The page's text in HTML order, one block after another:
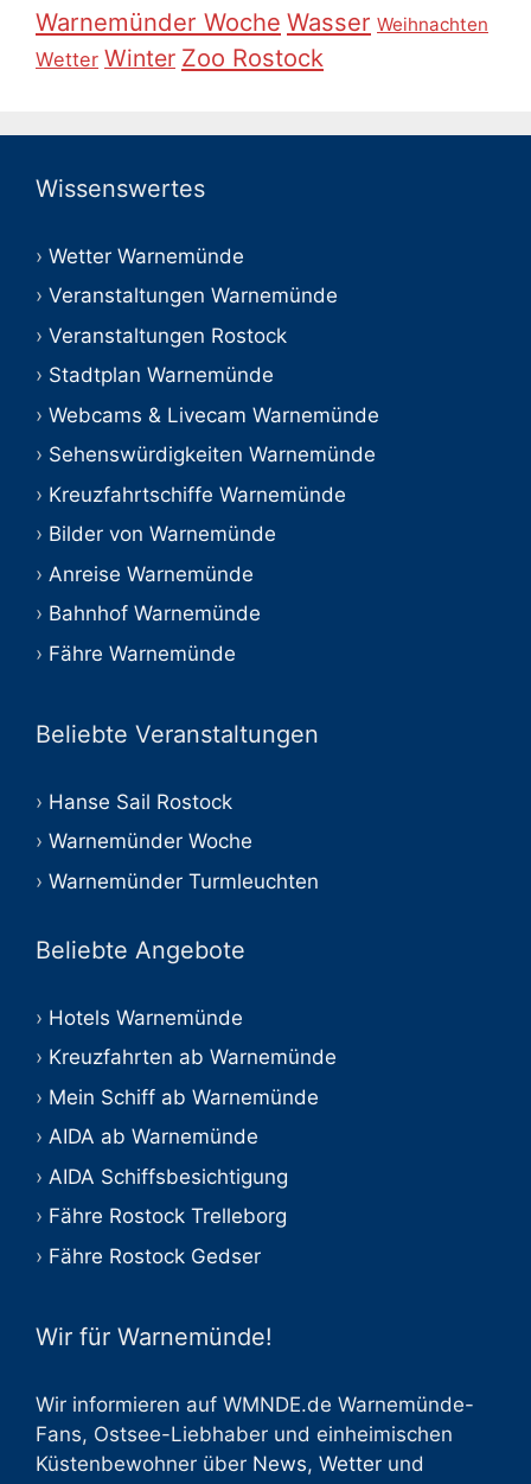
Warnemünder Woche Wasser Weihnachten
Wetter Winter Zoo Rostock
Wissenswertes
Wetter Warnemünde
Veranstaltungen Warnemünde
Veranstaltungen Rostock
Stadtplan Warnemünde
Webcams & Livecam Warnemünde
Sehenswürdigkeiten Warnemünde
Kreuzfahrtschiffe Warnemünde
Bilder von Warnemünde
Anreise Warnemünde
Bahnhof Warnemünde
Fähre Warnemünde
Beliebte Veranstaltungen
Hanse Sail Rostock
Warnemünder Woche
Warnemünder Turmleuchten
Beliebte Angebote
Hotels Warnemünde
Kreuzfahrten ab Warnemünde
Mein Schiff ab Warnemünde
AIDA ab Warnemünde
AIDA Schiffsbesichtigung
Fähre Rostock Trelleborg
Fähre Rostock Gedser
Wir für Warnemünde!
Wir informieren auf WMNDE.de Warnemünde-
Fans, Ostsee-Liebhaber und einheimischen
Küstenbewohner über News, Wetter und